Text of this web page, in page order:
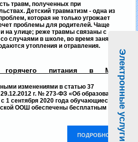
травм, полученных при
Детский травматизм - одна из
которая не только угрожает
проблемы для родителей. Чаще
на улице; реже травмы связаны с
случаями в школе, во время занятий
утопления и отравления.
горячего питания в МБОУ
изменениями в статью 37
г. № 273-ФЗ «Об образовании в
1 сентября 2020 года обучающиеся 1-4
ООШ обеспечены бесплатным
ПОДРОБНО... Электронные услуги